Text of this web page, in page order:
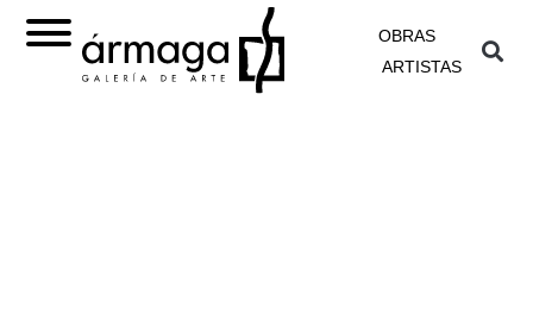
OBRAS
ARTISTAS